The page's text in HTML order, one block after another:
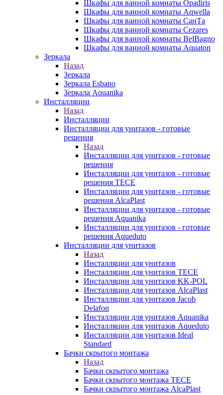
Шкафы для ванной комнаты Opadiris
Шкафы для ванной комнаты Aqwella
Шкафы для ванной комнаты СанТа
Шкафы для ванной комнаты Cezares
Шкафы для ванной комнаты BelBagno
Шкафы для ванной комнаты Aquaton
Зеркала
Назад
Зеркала
Зеркала Esbano
Зеркала Aquanika
Инсталляции
Назад
Инсталляции
Инсталляции для унитазов - готовые
решения
Назад
Инсталляции для унитазов - готовые
решения
Инсталляции для унитазов - готовые
решения TECE
Инсталляции для унитазов - готовые
решения AlcaPlast
Инсталляции для унитазов - готовые
решения Aquanika
Инсталляции для унитазов - готовые
решения Aqueduto
Инсталляции для унитазов
Назад
Инсталляции для унитазов
Инсталляции для унитазов TECE
Инсталляции для унитазов KK-POL
Инсталляции для унитазов AlcaPlast
Инсталляции для унитазов Jacob
Delafon
Инсталляции для унитазов Aquanika
Инсталляции для унитазов Aqueduto
Инсталляции для унитазов Ideal
Standard
Бачки скрытого монтажа
Назад
Бачки скрытого монтажа
Бачки скрытого монтажа TECE
Бачки скрытого монтажа AlcaPlast